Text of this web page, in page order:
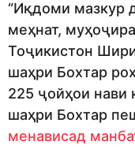
“Иқдоми мазкур
меҳнат,
Тоҷикистон
шаҳри Бохтар
225 ҷойҳои нави
шаҳри Бохтар
менависад